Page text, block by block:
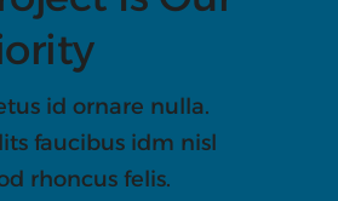
id ornare nulla.
faucibus idm nisl
rhoncus felis.